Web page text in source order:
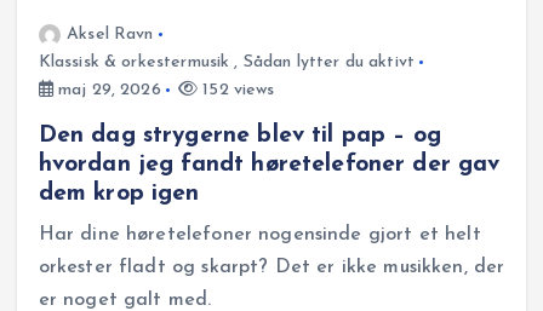
Aksel Ravn
Klassisk & orkestermusik , Sådan lytter du aktivt
maj 29, 2026
152 views
Den dag strygerne blev til pap – og
hvordan jeg fandt høretelefoner der gav
dem krop igen
Har dine høretelefoner nogensinde gjort et helt
orkester fladt og skarpt? Det er ikke musikken, der
er noget galt med.